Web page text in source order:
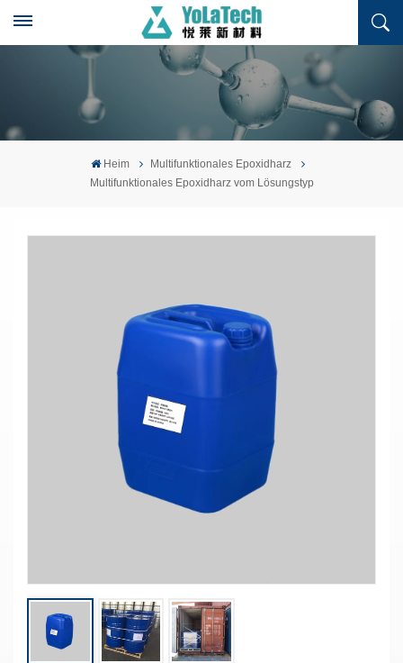
Heim
Multifunktionales Epoxidharz
Multifunktionales Epoxidharz vom Lösungstyp